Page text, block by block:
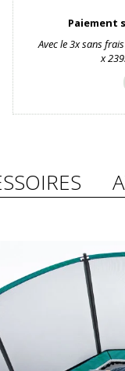
Paiement
Avec le 3x sans
x